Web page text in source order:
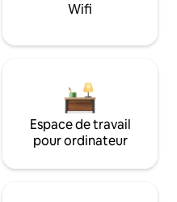
Wifi
Espace de travail
pour ordinateur